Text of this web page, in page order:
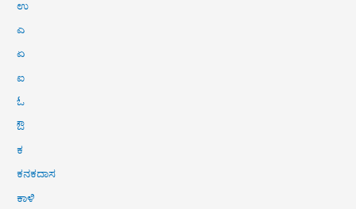
ಉ
ಎ
ಏ
ಐ
ಓ
ಔ
ಕ
ಕನಕದಾಸ
ಕಾಳಿ